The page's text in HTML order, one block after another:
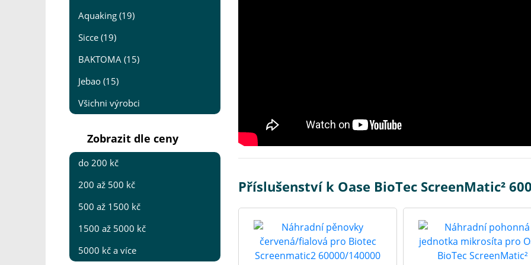
Aquaking (19)
Sicce (19)
BAKTOMA (15)
Jebao (15)
Všichni výrobci
Zobrazit dle ceny
do 200 kč
200 až 500 kč
500 až 1500 kč
1500 až 5000 kč
5000 kč a více
Příslušenství k Oase BioTec ScreenMatic²